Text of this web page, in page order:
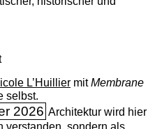
L’Huilliermit ­Membrane
selbst.
2026 Architektur wird hier
verstanden, sondern als